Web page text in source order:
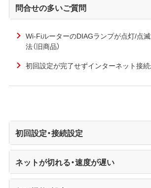
問合せの多いご質問
Wi-FiルーターのDIAGランプが点灯/点
法（旧商品）
初回設定が完了せずインターネット接
初回設定・接続設定
ネットが切れる・速度が遅い